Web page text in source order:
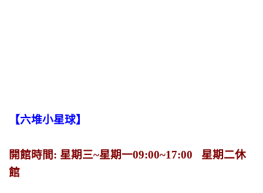
【六堆小星球】
開館時間: 星期三~星期一09:00~17:00 星期二休
館